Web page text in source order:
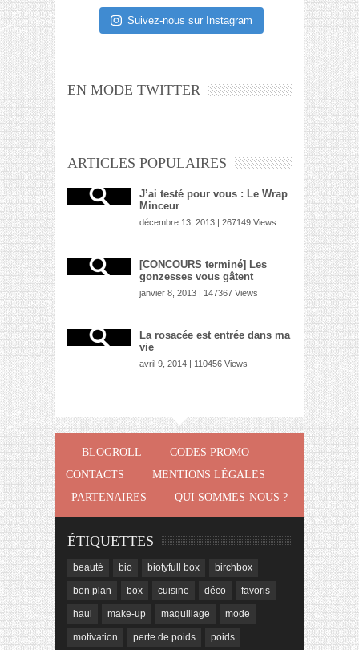
Suivez-nous sur Instagram
EN MODE TWITTER
ARTICLES POPULAIRES
J’ai testé pour vous : Le Wrap
Minceur
décembre 13, 2013 | 267149 Views
[CONCOURS terminé] Les
gonzesses vous gâtent
janvier 8, 2013 | 147367 Views
La rosacée est entrée dans ma
vie
avril 9, 2014 | 110456 Views
BLOGROLL
CODES PROMO
CONTACTS
MENTIONS LÉGALES
PARTENAIRES
QUI SOMMES-NOUS ?
ÉTIQUETTES
beauté bio biotyfull box birchbox
bon plan box cuisine déco favoris
haul make-up maquillage mode
motivation perte de poids poids